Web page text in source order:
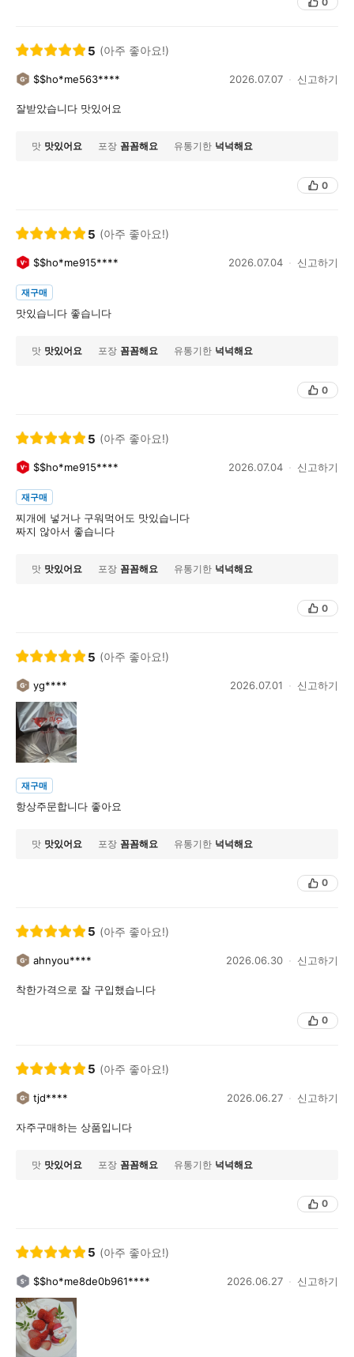
5 (아주 좋아요!)
$$ho*me563**** 2026.07.07 신고하기
잘받았습니다 맛있어요
맛 맛있어요 포장 꼼꼼해요 유통기한 넉넉해요
0
5 (아주 좋아요!)
$$ho*me915**** 2026.07.04 신고하기
재구매
맛있습니다 좋습니다
맛 맛있어요 포장 꼼꼼해요 유통기한 넉넉해요
0
5 (아주 좋아요!)
$$ho*me915**** 2026.07.04 신고하기
재구매
찌개에 넣거나 구워먹어도 맛있습니다
짜지 않아서 좋습니다
맛 맛있어요 포장 꼼꼼해요 유통기한 넉넉해요
0
5 (아주 좋아요!)
yg**** 2026.07.01 신고하기
재구매
항상주문합니다 좋아요
맛 맛있어요 포장 꼼꼼해요 유통기한 넉넉해요
0
5 (아주 좋아요!)
ahnyou**** 2026.06.30 신고하기
착한가격으로 잘 구입했습니다
0
5 (아주 좋아요!)
tjd**** 2026.06.27 신고하기
자주구매하는 상품입니다
맛 맛있어요 포장 꼼꼼해요 유통기한 넉넉해요
0
5 (아주 좋아요!)
$$ho*me8de0b961**** 2026.06.27 신고하기